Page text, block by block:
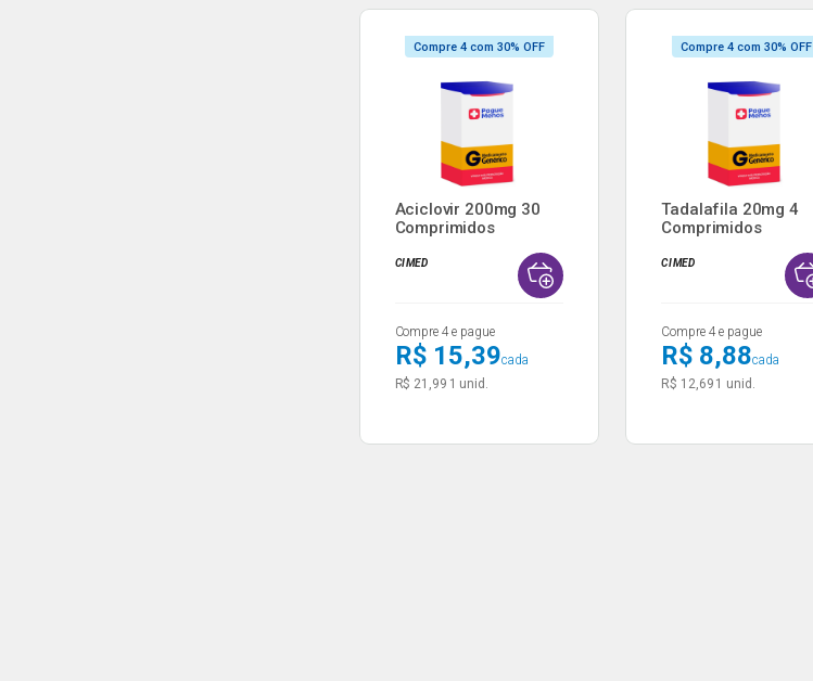
Compre 4 com 30% OFF
Aciclovir 200mg 30
Comprimidos
CIMED
Compre 4 e pague
R$ 15,39cada
R$ 21,99 1 unid.
Compre 4 com 30% OFF
Tadalafila 20mg 4
Comprimidos
CIMED
Compre 4 e pague
R$ 8,88cada
R$ 12,69 1 unid.